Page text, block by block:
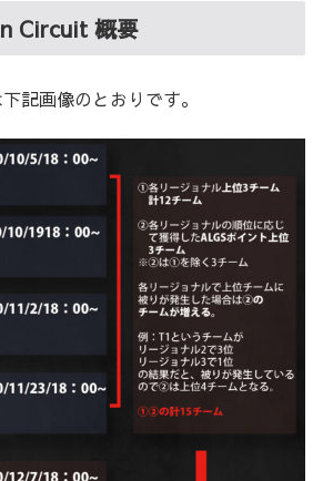
Circuit 概要
記画像のとおりです。